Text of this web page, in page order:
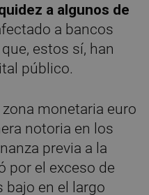
a algunos de
a bancos
estos sí, han
público.
monetaria euro
notoria en los
previa a la
por el exceso de
bajo en el largo